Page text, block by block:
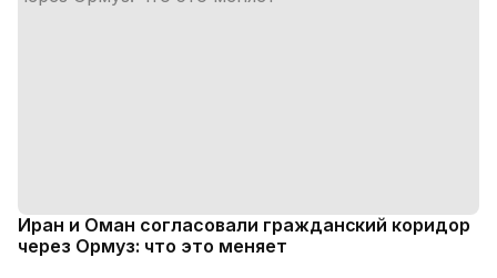
Иран и Оман согласовали гражданский коридор
через Ормуз: что это меняет